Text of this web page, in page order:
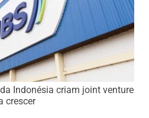
Indonésia criam joint venture
crescer